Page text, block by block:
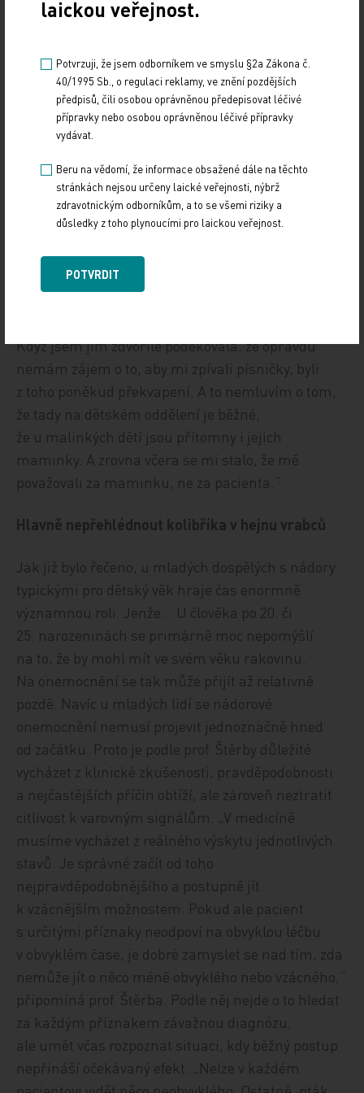
jim bude blízké – třeba s relaxačními zónami
vrstevníky,“ zdůrazňuje prof. Štěrba.
Pacientka Klára připomíná kuriózní situace, které
jako mladá dospělá mezi dětmi zažívá: „Musím
vyzdvihnout rozdíl oproti onkologii pro dospělé.
Všichni lékaři i sestřičky jsou tu naprosto úžasní
a chovají se neskutečně mile. Ale marná sláva,
jsou zvyklí na malé pacienty, takže když se mne
v mých dvaceti letech zeptali, zda se mi viklají
mléčné zuby, v ten moment mne to celkem
Když jsem jim zdvořile poděkovala, že opravdu
nemám zájem o to, aby mi zpívali písničky, byli
z toho poněkud překvapení. A to nemluvím o tom,
že tady na dětském oddělení je běžné,
že u malinkých dětí jsou přítomny i jejich
maminky. A zrovna včera se mi stalo, že mě
považovali za maminku, ne za pacienta.“
Hlavně nepřehlédnout kolibříka v hejnu vrabců
Jak již bylo řečeno, u mladých dospělých s nádory
typickými pro dětský věk hraje čas enormně
významnou roli. Jenže… U člověka po 20. či
25. narozeninách se primárně moc nepomýšlí
na to, že by mohl mít ve svém věku rakovinu.
Na onemocnění se tak může přijít až relativně
pozdě. Navíc u mladých lidí se nádorové
onemocnění nemusí projevit jednoznačně hned
od začátku. Proto je podle prof. Štěrby důležité
vycházet z klinické zkušenosti, pravděpodobnosti
a nejčastějších příčin obtíží, ale zároveň neztratit
citlivost k varovným signálům. „V medicíně
musíme vycházet z reálného výskytu jednotlivých
stavů. Je správné začít od toho
nejpravděpodobnějšího a postupně jít
k vzácnějším možnostem. Pokud ale pacient
s určitými příznaky neodpoví na obvyklou léčbu
v obvyklém čase, je dobré zamyslet se nad tím, zda
nemůže jít o něco méně obvyklého nebo vzácného,“
připomíná prof. Štěrba. Podle něj nejde o to hledat
za každým příznakem závažnou diagnózu,
ale umět včas rozpoznat situaci, kdy běžný postup
nepřináší očekávaný efekt. „Nelze v každém
laickou veřejnost.
Potvrzuji, že jsem odborníkem ve smyslu §2a Zákona č.
40/1995 Sb., o regulaci reklamy, ve znění pozdějších
předpisů, čili osobou oprávněnou předepisovat léčivé
přípravky nebo osobou oprávněnou léčivé přípravky
vydávat.
Beru na vědomí, že informace obsažené dále na těchto
stránkách nejsou určeny laické veřejnosti, nýbrž
zdravotnickým odborníkům, a to se všemi riziky a
důsledky z toho plynoucími pro laickou veřejnost.
POTVRDIT